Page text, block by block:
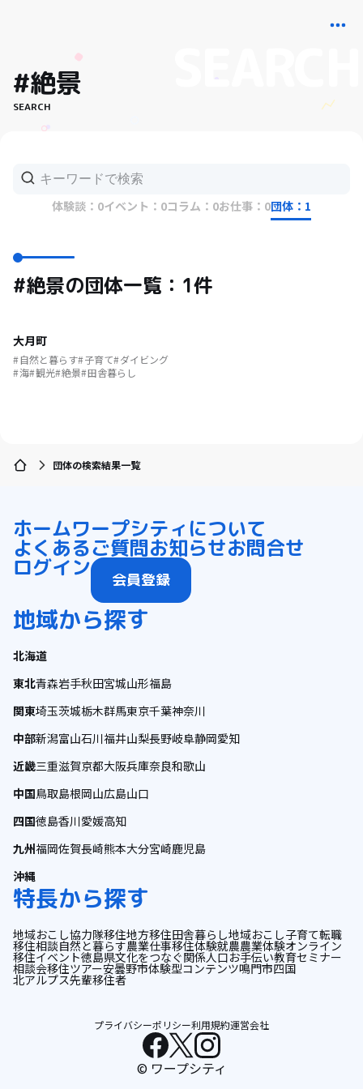
#絶景
SEARCH
体験談：0イベント：0コラム：0お仕事：0団体：1
#絶景の団体一覧：1件
大月町
自然と暮らす 子育て ダイビング
海 観光 絶景 田舎暮らし
団体の検索結果一覧
ホームワープシティについて
よくあるご質問お知らせお問合せ
ログイン 会員登録
地域から探す
北海道
東北青森岩手秋田宮城山形福島
関東埼玉茨城栃木群馬東京千葉神奈川
中部新潟富山石川福井山梨長野岐阜静岡愛知
近畿三重滋賀京都大阪兵庫奈良和歌山
中国鳥取島根岡山広島山口
四国徳島香川愛媛高知
九州福岡佐賀長崎熊本大分宮崎鹿児島
沖縄
特長から探す
地域おこし協力隊移住地方移住田舎暮らし地域おこし子育て転職
移住相談自然と暮らす農業仕事移住体験就農農業体験オンライン
移住イベント徳島県文化をつなぐ関係人口お手伝い教育セミナー
相談会移住ツアー安曇野市体験型コンテンツ鳴門市四国
北アルプス先輩移住者
プライバシーポリシー利用規約運営会社
© ワープシティ